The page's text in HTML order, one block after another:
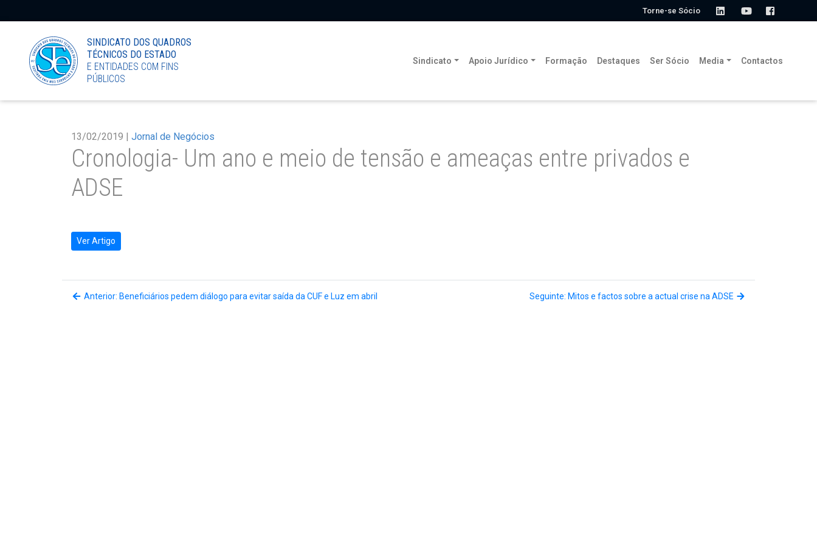
Torne-se Sócio
LinkedInSINDICATO DOS QUADROS
TÉCNICOS DO ESTADO
E ENTIDADES COM FINS
PÚBLICOS
Sindicato Apoio Jurídico Formação Destaques Ser Sócio Media Contactos
13/02/2019 | Jornal de Negócios
Cronologia- Um ano e meio de tensão e ameaças entre privados e
ADSE
Ver Artigo
Anterior: Beneficiários pedem diálogo para evitar saída da CUF e Luz em abril Seguinte: Mitos e factos sobre a actual crise na ADSE